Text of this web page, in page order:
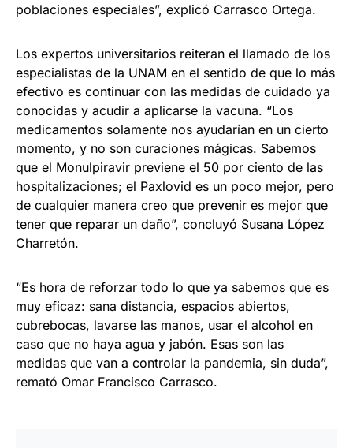
poblaciones especiales”, explicó Carrasco Ortega.
Los expertos universitarios reiteran el llamado de los
especialistas de la UNAM en el sentido de que lo más
efectivo es continuar con las medidas de cuidado ya
conocidas y acudir a aplicarse la vacuna. “Los
medicamentos solamente nos ayudarían en un cierto
momento, y no son curaciones mágicas. Sabemos
que el Monulpiravir previene el 50 por ciento de las
hospitalizaciones; el Paxlovid es un poco mejor, pero
de cualquier manera creo que prevenir es mejor que
tener que reparar un daño”, concluyó Susana López
Charretón.
“Es hora de reforzar todo lo que ya sabemos que es
muy eficaz: sana distancia, espacios abiertos,
cubrebocas, lavarse las manos, usar el alcohol en
caso que no haya agua y jabón. Esas son las
medidas que van a controlar la pandemia, sin duda”,
remató Omar Francisco Carrasco.